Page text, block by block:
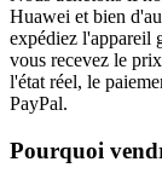
Huawei et bien
expédiez l'appareil
vous recevez le
l'état réel, le
PayPal.
Pourquoi